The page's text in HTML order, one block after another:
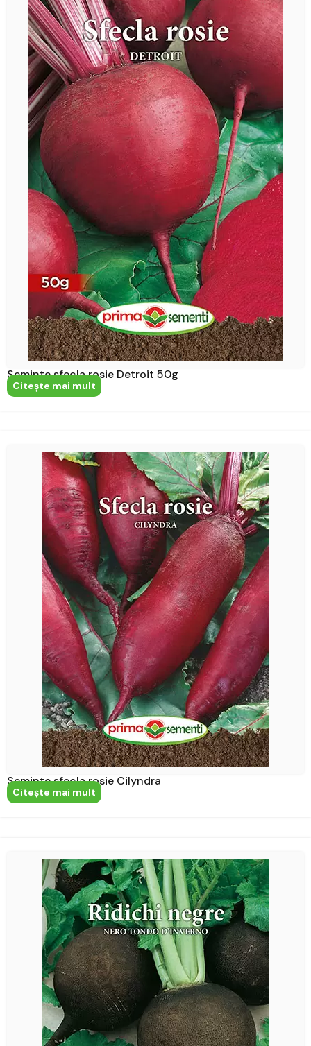
Seminte sfecla rosie Detroit 50g
Citeşte mai mult
Seminte sfecla rosie Cilyndra
Citeşte mai mult